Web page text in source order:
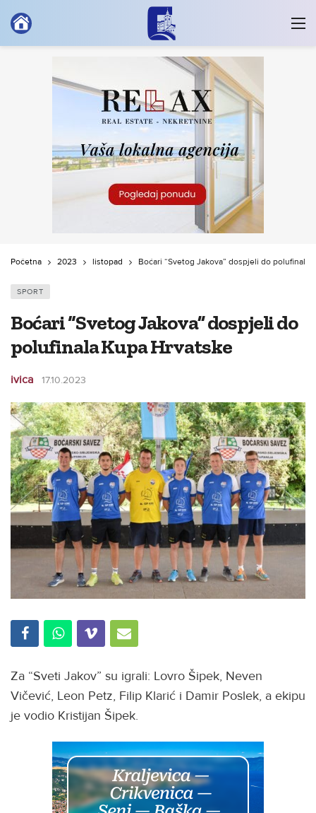
Početna 2023 listopad Boćari “Svetog Jakova” dospjeli do polufinala
SPORT
Boćari “Svetog Jakova” dospjeli do
polufinala Kupa Hrvatske
ivica 17.10.2023
Za “Sveti Jakov” su igrali: Lovro Šipek, Neven
Vičević, Leon Petz, Filip Klarić i Damir Poslek, a ekipu
je vodio Kristijan Šipek.